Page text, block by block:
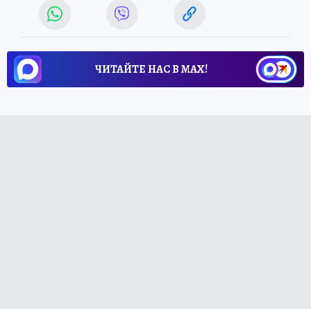
ЧИТАЙТЕ НАС В МАХ!